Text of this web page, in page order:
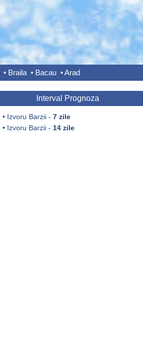
• Braila • Bacau •Arad
Interval Prognoza
• Izvoru Barzii - 7 zile
• Izvoru Barzii - 14 zile